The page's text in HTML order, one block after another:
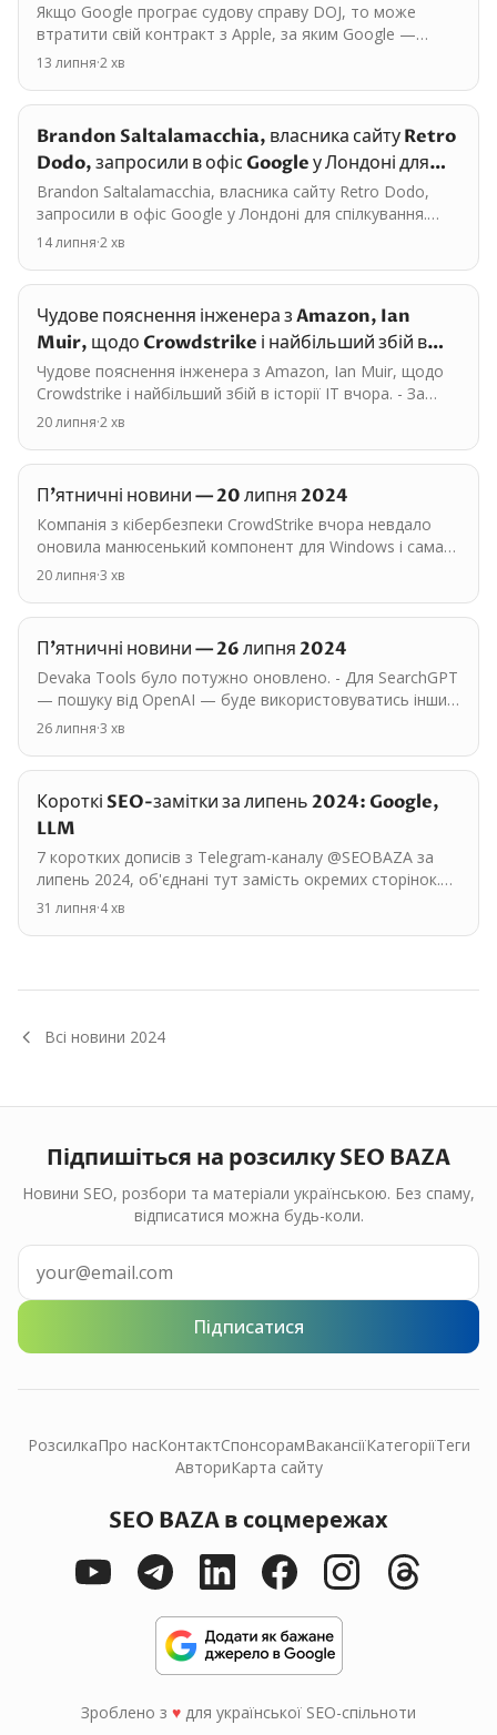
Якщо Google програє судову справу DOJ, то може
втратити свій контракт з Apple, за яким Google —
пошуковик за замовченням на всіх їх телефонах. Тому
13 липня·2хв
Brandon Saltalamacchia, власника сайту Retro
Dodo, запросили в офіс Google у Лондоні для…
Brandon Saltalamacchia, власника сайту Retro Dodo,
запросили в офіс Google у Лондоні для спілкування.
Колись цей сайт входив у топ-500 сайтів з афіліатки.…
14 липня·2хв
Чудове пояснення інженера з Amazon, Ian
Muir, щодо Crowdstrike і найбільший збій в
історії IT вчора.
Чудове пояснення інженера з Amazon, Ian Muir, щодо
Crowdstrike і найбільший збій в історії IT вчора. - За
попередні 2 роки Crowdstrike постійно скорочував…
20 липня·2хв
П'ятничні новини — 20 липня 2024
Компанія з кібербезпеки CrowdStrike вчора невдало
оновила манюсенький компонент для Windows і сама
перетворилась на потужний вірус і найбільший збій IT
20 липня·3 хв
П'ятничні новини — 26 липня 2024
Devaka Tools було потужно оновлено. - Для SearchGPT
— пошуку від OpenAI — буде використовуватись інший
бот під назвою OAI-SearchBot. Нібито він НЕ буде…
26 липня·3 хв
Короткі SEO-замітки за липень 2024: Google,
LLM
7 коротких дописів з Telegram-каналу @SEOBAZA за
липень 2024, об'єднані тут замість окремих сторінок.
Основні теми: Google, LLM. <a id="msg-1144"></a> ##…
31 липня·4хв
Всі новини 2024
Підпишіться на розсилку SEO BAZA
Новини SEO, розбори та матеріали українською. Без спаму,
відписатися можна будь-коли.
Підписатися
РозсилкаПро насКонтактСпонсорамВакансіїКатегоріїТеги
АвториКарта сайту
SEO BAZA в соцмережах
Зроблено з ♥ для української SEO-спільноти